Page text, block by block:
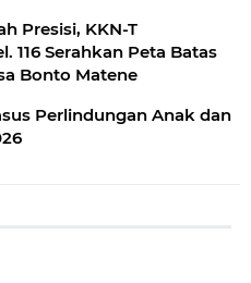
Presisi, KKN-T
116 Serahkan Peta Batas
Bonto Matene
Perlindungan Anak dan